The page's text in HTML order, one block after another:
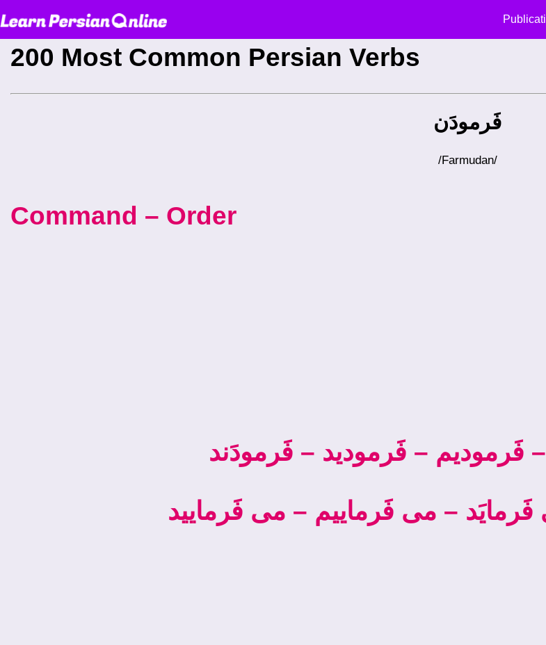
200 Most Common Persian Verbs
فَرمودَن
/farmudan/
Command – Order
– فَرموديد – فَرمودَند
– می­ فَرماییم – می ­فَرمایید